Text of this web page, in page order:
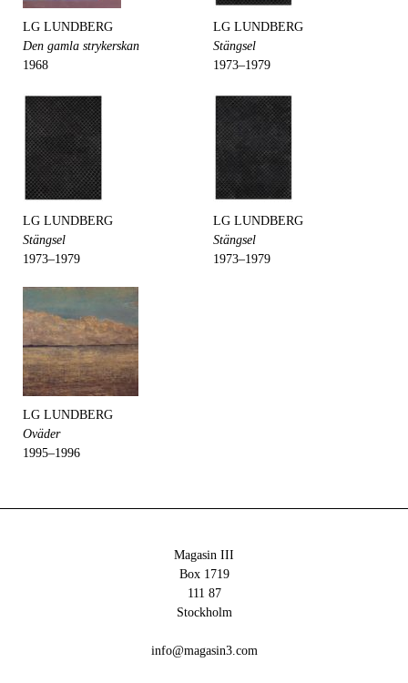
LG LUNDBERG
Den gamla strykerskan
1968
LG LUNDBERG
Stängsel
1973–1979
LG LUNDBERG
Stängsel
1973–1979
LG LUNDBERG
Stängsel
1973–1979
LG LUNDBERG
Oväder
1995–1996
Magasin III
Box 1719
111 87
Stockholm
info@magasin3.com